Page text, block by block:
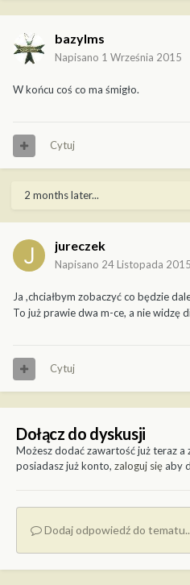
bazylms
Napisano 1 Września 2015
W końcu coś co ma śmigło.
Cytuj
2 months later...
jureczek
Napisano 24 Listopada 2015
Ja ,chciałbym zobaczyć co będzie
To już prawie dwa m-ce, a nie widzę
Cytuj
Dołącz do dyskusji
Możesz dodać zawartość już teraz a
posiadasz już konto, zaloguj sięaby
Dodaj odpowiedź do